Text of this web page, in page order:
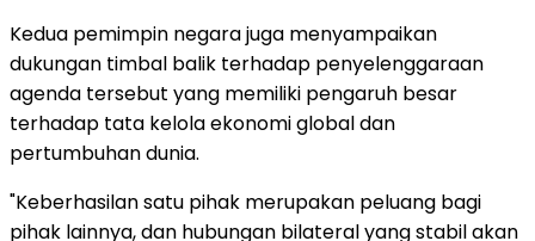
Kedua pemimpin negara juga menyampaikan
dukungan timbal balik terhadap penyelenggaraan
agenda tersebut yang memiliki pengaruh besar
terhadap tata kelola ekonomi global dan
pertumbuhan dunia.
"Keberhasilan satu pihak merupakan peluang bagi
pihak lainnya, dan hubungan bilateral yang stabil akan